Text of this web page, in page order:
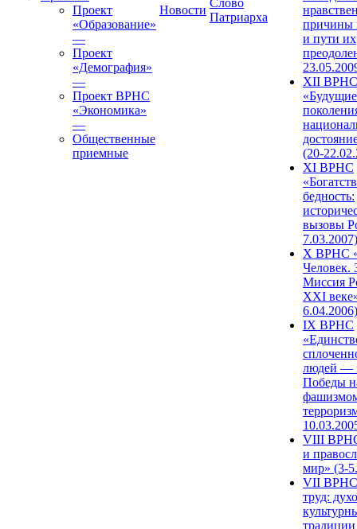
Проект
«Образование»
—
Проект
«Демография»
—
Проект ВРНС
«Экономика»
—
Общественные
приемные
Новости
Слово
Патриарха
причины
и пути их
XII ВРНС
«Будущие
(20-
XI ВРНС
бедность:
вызовы
7.03.2007)
X ВРНС
Человек.
Миссия
XXI
6.04.2006)
IX ВРНС
людей —
Победы
VIII
и
мир» (3-
VII ВРНС
труд: